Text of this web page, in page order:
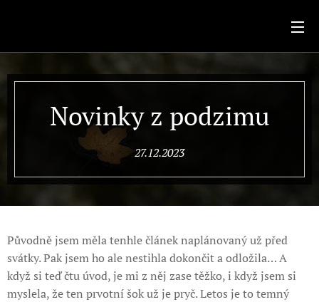
Novinky z podzimu
27.12.2023
Původně jsem měla tenhle článek naplánovaný už před
svátky. Pak jsem ho ale nestihla dokončit a odložila… A
když si teď čtu úvod, je mi z něj zase těžko, i když jsem si
myslela, že ten prvotní šok už je pryč. Letos je to temný